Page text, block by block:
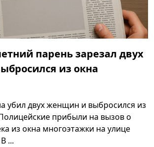
парень зарезал двух
из окна
убил двух женщин и выбросился из
прибыли на вызов о
из окна многоэтажки на улице
...